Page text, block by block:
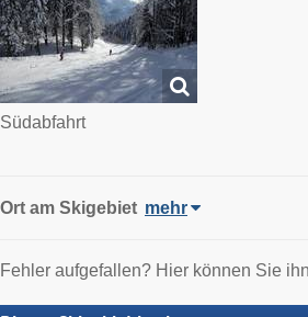
Südabfahrt
Ort am Skigebiet mehr
Fehler aufgefallen? Hier können Sie ihn